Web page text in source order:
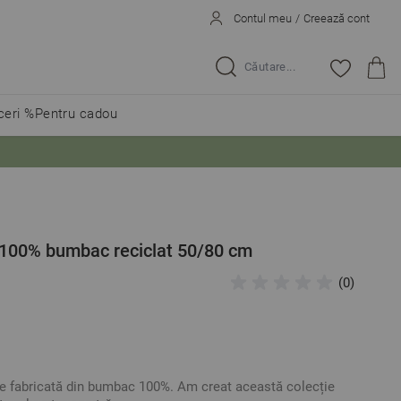
Contul meu / Creează cont
Caută...
%Pentru cadou
bumbac reciclat 50/80 cm
(0)
fabricată din bumbac 100%. Am creat această colecție